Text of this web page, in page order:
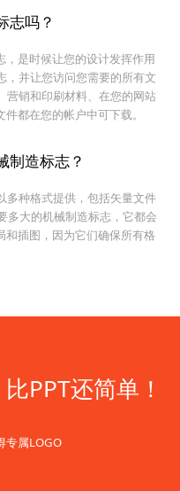
志吗？
，是时候让您的设计发挥作用
并让您访问您需要的所有文
销和印刷材料、在您的网站
都在您的帐户中可下载。
制造标志？
多种格式提供，包括矢量文件
多大的机械制造标志，它都会
插图，因为它们确保所有格
PPT还简单！
专属LOGO